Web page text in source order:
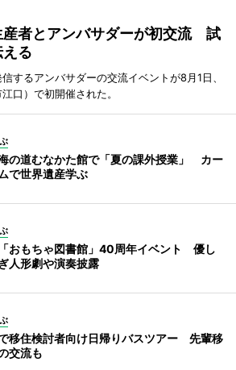
産者とアンバサダーが初交流 試
る
するアンバサダーの交流イベントが8月1日、
口）で初開催された。
の道むなかた館で「夏の課外授業」 カー
で世界遺産学ぶ
おもちゃ図書館」40周年イベント 優し
人形劇や演奏披露
移住検討者向け日帰りバスツアー 先輩移
交流も